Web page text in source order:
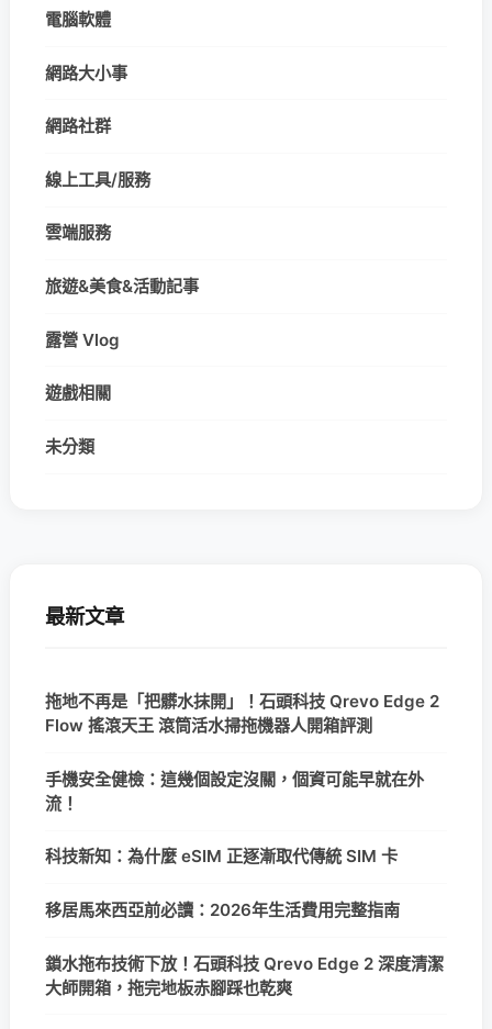
電腦軟體
網路大小事
網路社群
線上工具/服務
雲端服務
旅遊&美食&活動記事
露營 Vlog
遊戲相關
未分類
最新文章
拖地不再是「把髒水抹開」！石頭科技 Qrevo Edge 2
Flow 搖滾天王 滾筒活水掃拖機器人開箱評測
手機安全健檢：這幾個設定沒關，個資可能早就在外
流！
科技新知：為什麼 eSIM 正逐漸取代傳統 SIM 卡
移居馬來西亞前必讀：2026年生活費用完整指南
鎖水拖布技術下放！石頭科技 Qrevo Edge 2 深度清潔
大師開箱，拖完地板赤腳踩也乾爽